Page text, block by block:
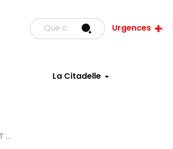
La Citadelle
Urgences
...